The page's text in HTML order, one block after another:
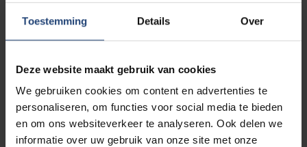
Toestemming Details Over
Deze website maakt gebruik van cookies
We gebruiken cookies om content en advertenties te
personaliseren, om functies voor social media te bieden
en om ons websiteverkeer te analyseren. Ook delen we
informatie over uw gebruik van onze site met onze
situatie voor hen nog moeilijker.”
Door Nanno Benninga, foto: Michel Campfens